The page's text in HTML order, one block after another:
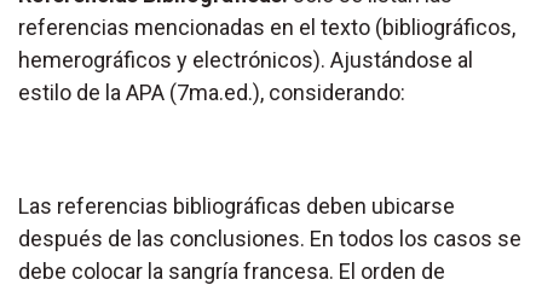
referencias mencionadas en el texto (bibliográficos,
hemerográficos y electrónicos). Ajustándose al
estilo de la APA (7ma.ed.), considerando:
Las referencias bibliográficas deben ubicarse
después de las conclusiones. En todos los casos se
debe colocar la sangría francesa. El orden de